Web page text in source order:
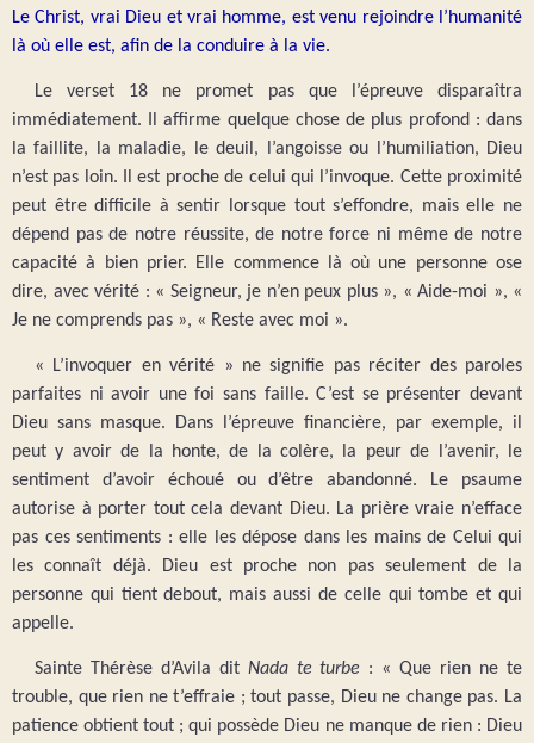
Le Christ, vrai Dieu et vrai homme, est venu rejoindre l’humanité
là où elle est, afin de la conduire à la vie.
Le verset 18 ne promet pas que l’épreuve disparaîtra
immédiatement. Il affirme quelque chose de plus profond : dans
la faillite, la maladie, le deuil, l’angoisse ou l’humiliation, Dieu
n’est pas loin. Il est proche de celui qui l’invoque. Cette proximité
peut être difficile à sentir lorsque tout s’effondre, mais elle ne
dépend pas de notre réussite, de notre force ni même de notre
capacité à bien prier. Elle commence là où une personne ose
dire, avec vérité : « Seigneur, je n’en peux plus », « Aide-moi », «
Je ne comprends pas », « Reste avec moi ».
« L’invoquer en vérité » ne signifie pas réciter des paroles
parfaites ni avoir une foi sans faille. C’est se présenter devant
Dieu sans masque. Dans l’épreuve financière, par exemple, il
peut y avoir de la honte, de la colère, la peur de l’avenir, le
sentiment d’avoir échoué ou d’être abandonné. Le psaume
autorise à porter tout cela devant Dieu. La prière vraie n’efface
pas ces sentiments : elle les dépose dans les mains de Celui qui
les connaît déjà. Dieu est proche non pas seulement de la
personne qui tient debout, mais aussi de celle qui tombe et qui
appelle.
Sainte Thérèse d’Avila dit Nada te turbe : « Que rien ne te
trouble, que rien ne t’effraie ; tout passe, Dieu ne change pas. La
patience obtient tout ; qui possède Dieu ne manque de rien : Dieu